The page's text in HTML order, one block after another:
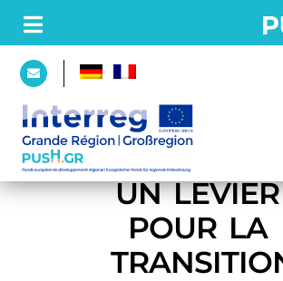
PAGE
D’ACCUEIL
PROJET
LA
UN
POUR LA